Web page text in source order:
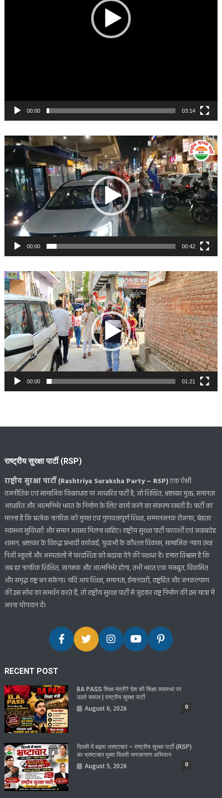
00:00 03:14
Video
Player
00:00 00:42
Video
Player
00:00 01:21
राष्ट्रीय सुरक्षा पार्टी (RSP)
राष्ट्रीय सुरक्षा पार्टी (Rashtriya Suraksha Party – RSP)एक ऐसी
राजनीतिक एवं सामाजिक विचारधारा पर आधारित पार्टी है, जो शिक्षित, भ्रष्टाचार मुक्त, समानता
आधारित और आत्मनिर्भर भारत के निर्माण के लिए कार्य करने का संकल्प रखती है। पार्टी का
मानना है कि प्रत्येक नागरिक को मुफ्त एवं गुणवत्तापूर्ण शिक्षा, सम्मानजनक रोजगार, बेहतर
स्वास्थ्य सुविधाएँ और समान अवसर मिलना चाहिए। राष्ट्रीय सुरक्षा पार्टी पारदर्शी एवं जवाबदेह
शासन, भ्रष्टाचार के विरुद्ध प्रभावी कार्रवाई, युवाओं के कौशल विकास, सामाजिक न्याय तथा
निजी स्कूलों और अस्पतालों में पारदर्शिता को बढ़ावा देने की पक्षधर है। हमारा विश्वास है कि
जब हर नागरिक शिक्षित, जागरूक और आत्मनिर्भर होगा, तभी भारत एक मजबूत, विकसित
और समृद्ध राष्ट्र बन सकेगा। यदि आप शिक्षा, समानता, ईमानदारी, राष्ट्रहित और जनकल्याण
की इस सोच का समर्थन करते हैं, तो राष्ट्रीय सुरक्षा पार्टी से जुड़कर राष्ट्र निर्माण की इस यात्रा में
अपना योगदान दें।
RECENT POST
BA PASS शिक्षा मंत्री? देश की शिक्षा व्यवस्था पर
उठते सवाल | राष्ट्रीय सुरक्षा पार्टी
August 6, 2026 0
दिल्ली में बढ़ता भ्रष्टाचार – राष्ट्रीय सुरक्षा पार्टी (RSP)
का भ्रष्टाचार मुक्त दिल्ली जनजागरण अभियान
August 5, 2026 0